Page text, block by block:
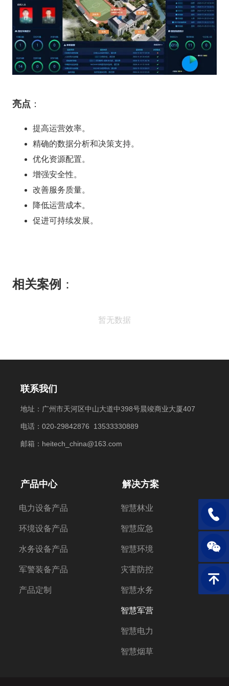
亮点 ：
提高运营效率。
精确的数据分析和决策支持。
优化资源配置。
增强安全性。
改善服务质量。
降低运营成本。
促进可持续发展。
相关案例 ：
暂无数据
联系我们
地址：广州市天河区中山大道中398号晨竣商业大厦407
电话：020-29842876 13533330889
邮箱：heitech_china@163.com
产品中心
电力设备产品
环境设备产品
水务设备产品
军警装备产品
产品定制
解决方案
智慧林业
智慧应急
智慧环境
灾害防控
智慧水务
智慧军营
智慧电力
智慧烟草
电话
返回